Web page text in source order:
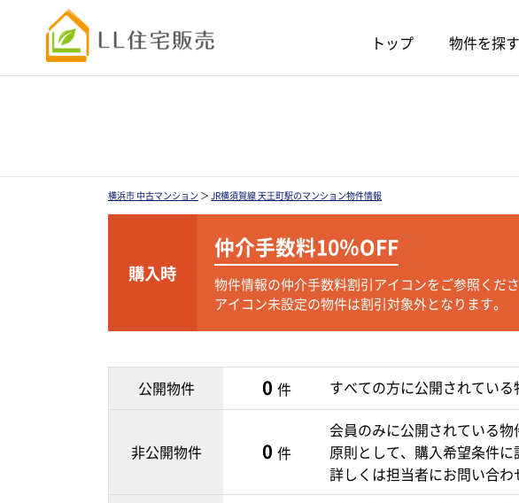
トップ 物件を探す
横浜市 中古マンション ＞ JR横須賀線 天王町駅のマンション物件情報
購入時
仲介手数料10％OFF
物件情報の仲介手数料割引アイコンをご参照くださ
アイコン未設定の物件は割引対象外となります。
公開物件 0 件 すべての方に公開されている
非公開物件 0 件
会員のみに公開されている物
原則として、購入希望条件に
詳しくは担当者にお問い合わ